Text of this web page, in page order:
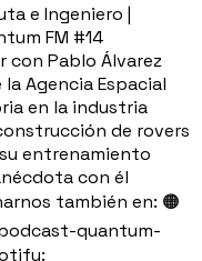
e Ingeniero |
FM #14
con Pablo Álvarez
Agencia Espacial
en la industria
de rovers
entrenamiento
con él
también en: 🟠
quantum-